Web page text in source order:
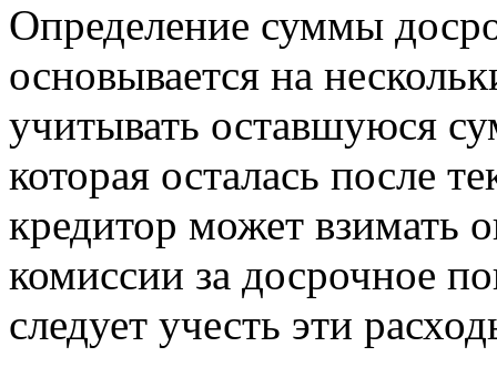
Определение суммы
основывается на
учитывать оставшуюся
которая осталась после
кредитор может взимать
комиссии за досрочное
следует учесть эти